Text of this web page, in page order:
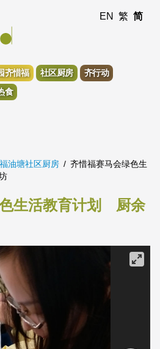
EN 繁 简
齐惜福 社区厨房
齐行动
食
油塘社区厨房
齐惜福赛马会绿色生
生活教育计划 厨余